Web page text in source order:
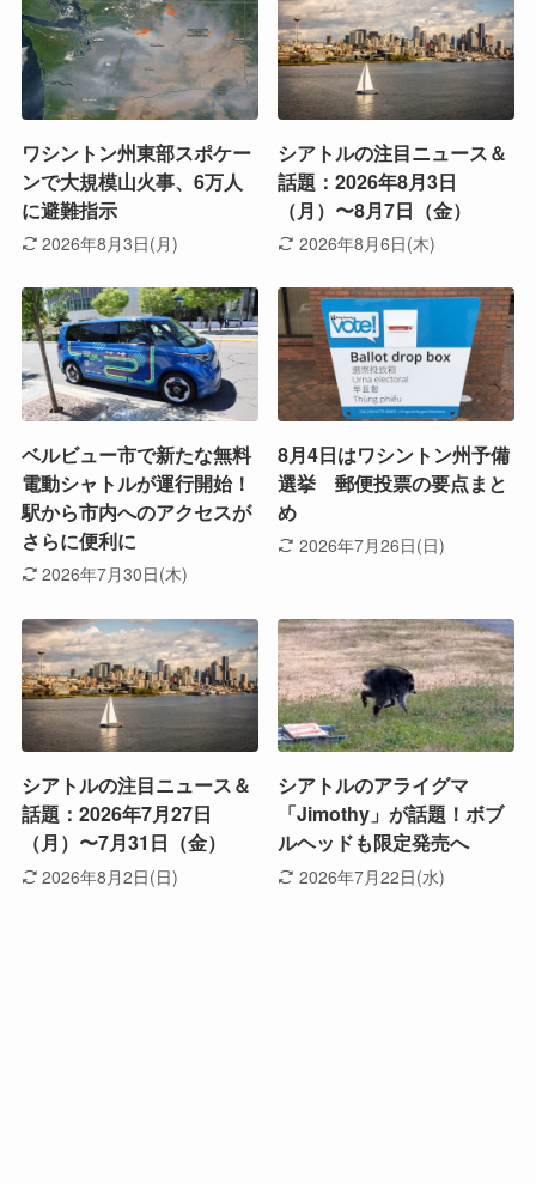
ワシントン州東部スポケー
ンで大規模山火事、6万人
に避難指示
2026年8月3日(月)
シアトルの注目ニュース＆
話題：2026年8月3日
（月）〜8月7日（金）
2026年8月6日(木)
ベルビュー市で新たな無料
電動シャトルが運行開始！
駅から市内へのアクセスが
さらに便利に
2026年7月30日(木)
8月4日はワシントン州予備
選挙 郵便投票の要点まと
め
2026年7月26日(日)
シアトルの注目ニュース＆
話題：2026年7月27日
（月）〜7月31日（金）
2026年8月2日(日)
シアトルのアライグマ
「Jimothy」が話題！ボブ
ルヘッドも限定発売へ
2026年7月22日(水)